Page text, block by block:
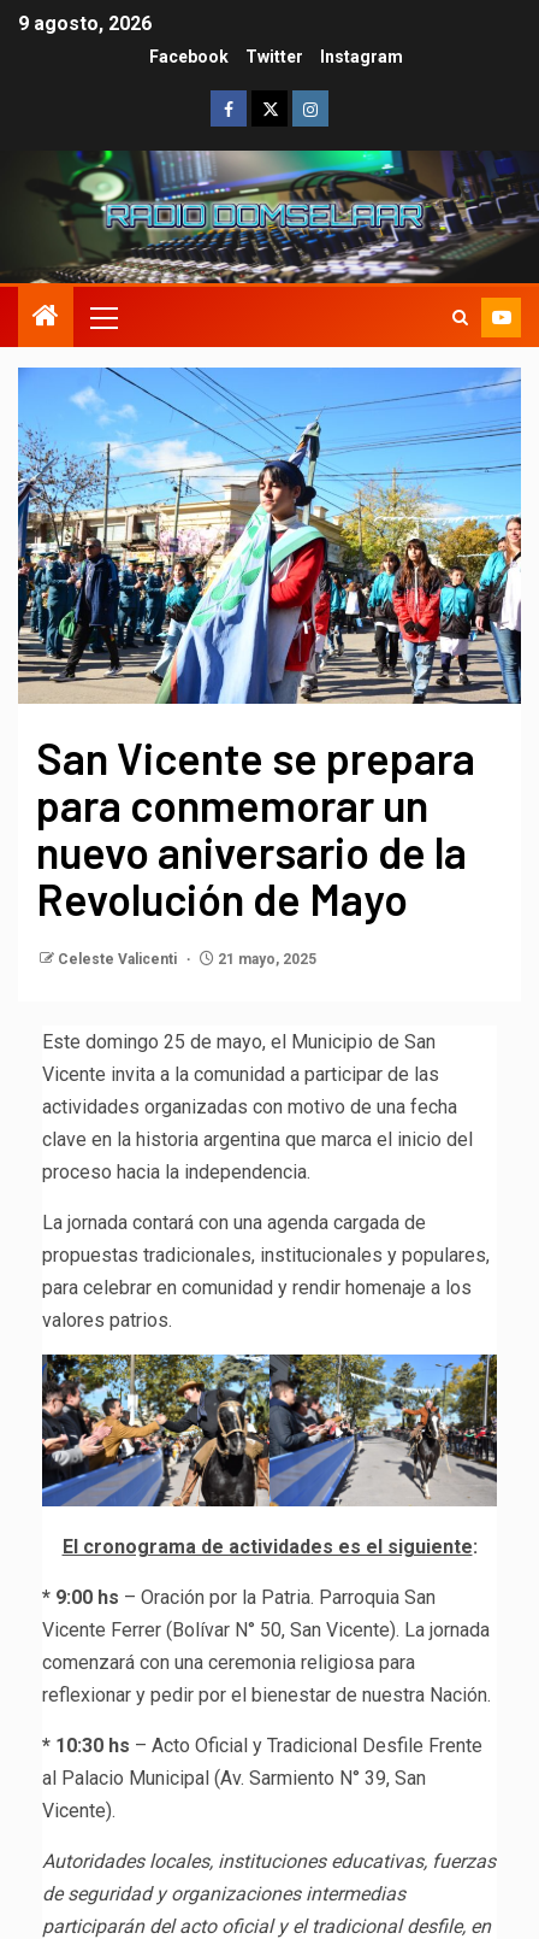
9 agosto, 2026
Facebook Twitter Instagram
San Vicente se prepara
para conmemorar un
nuevo aniversario de la
Revolución de Mayo
Celeste Valicenti 21 mayo, 2025
Este domingo 25 de mayo, el Municipio de San
Vicente invita a la comunidad a participar de las
actividades organizadas con motivo de una fecha
clave en la historia argentina que marca el inicio del
proceso hacia la independencia.
La jornada contará con una agenda cargada de
propuestas tradicionales, institucionales y populares,
para celebrar en comunidad y rendir homenaje a los
valores patrios.
El cronograma de actividades es el siguiente:
* 9:00 hs – Oración por la Patria. Parroquia San
Vicente Ferrer (Bolívar N° 50, San Vicente). La jornada
comenzará con una ceremonia religiosa para
reflexionar y pedir por el bienestar de nuestra Nación.
* 10:30 hs – Acto Oficial y Tradicional Desfile Frente
al Palacio Municipal (Av. Sarmiento N° 39, San
Vicente).
Autoridades locales, instituciones educativas, fuerzas
de seguridad y organizaciones intermedias
participarán del acto oficial y el tradicional desfile, en